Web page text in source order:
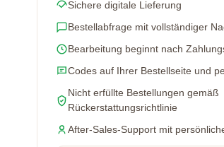
Sichere digitale Lieferung
Bestellabfrage mit vollständiger
Bearbeitung beginnt nach
Codes auf Ihrer Bestellseite und
Nicht erfüllte Bestellungen gemäß
Rückerstattungsrichtlinie
After-Sales-Support mit